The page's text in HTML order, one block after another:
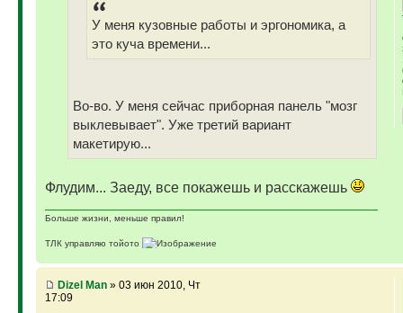
У меня кузовные работы и эргономика, а
это куча времени...
Во-во. У меня сейчас приборная панель "мозг
выклевывает". Уже третий вариант
макетирую...
Флудим... Заеду, все покажешь и расскажешь
Больше жизни, меньше правил!
ТЛК управляю тойото
ГАЗ-69 рок-н-ролл - еще одна задумка
Если что, на связи (909)640-3030
Dizel Man» 03 июн 2010, Чт
17:09